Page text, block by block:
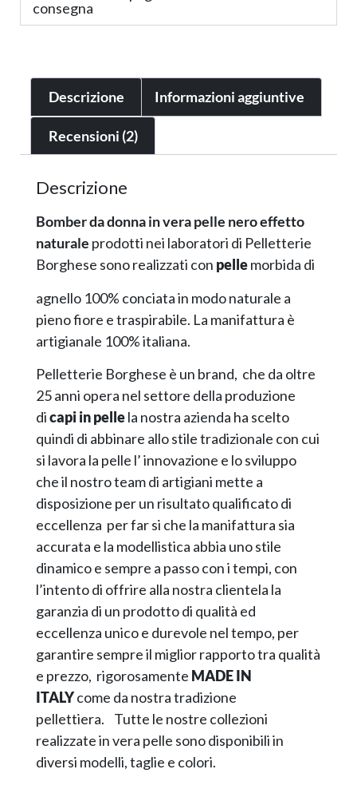
consegna
Descrizione Informazioni aggiuntive
Recensioni (2)
Descrizione
Bomber da donna in vera pelle nero effetto
naturale prodotti nei laboratori di Pelletterie
Borghese sono realizzati con pellemorbida di
agnello 100% conciata in modo naturale a
pieno fiore e traspirabile. La manifattura è
artigianale 100% italiana.
Pelletterie Borghese è un brand, che da oltre
25 anni opera nel settore della produzione
dicapi in pellela nostra azienda ha scelto
quindi di abbinare allo stile tradizionale con cui
si lavora la pelle l’ innovazione e lo sviluppo
che il nostro team di artigiani mette a
disposizione per un risultato qualificato di
eccellenza per far si che la manifattura sia
accurata e la modellistica abbia uno stile
dinamico e sempre a passo con i tempi, con
l’intento di offrire alla nostra clientela la
garanzia di un prodotto di qualità ed
eccellenza unico e durevole nel tempo, per
garantire sempre il miglior rapporto tra qualità
e prezzo, rigorosamente MADE IN
ITALYcome da nostra tradizione
pellettiera. Tutte le nostre collezioni
realizzate in vera pelle sono disponibili in
diversi modelli, taglie e colori.